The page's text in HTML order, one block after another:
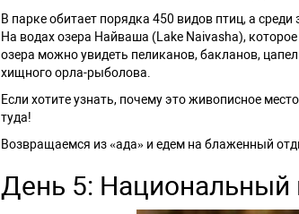
В парке обитает порядка 450 видов птиц, а
На водах озера Найваша (Lake Naivasha),
озера можно увидеть пеликанов, бакланов,
хищного орла-рыболова.
Если хотите узнать, почему это живописное
туда!
Возвращаемся из «ада» и едем на блаженный
День 5: